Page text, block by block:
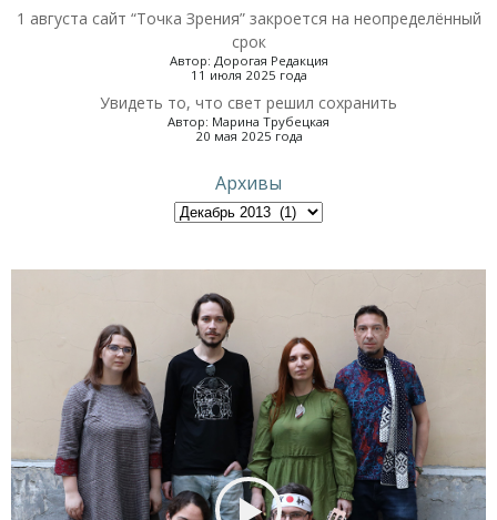
1 августа сайт “Точка Зрения” закроется на неопределённый
срок
Автор: Дорогая Редакция
11 июля 2025 года
Увидеть то, что свет решил сохранить
Автор: Марина Трубецкая
20 мая 2025 года
Архивы